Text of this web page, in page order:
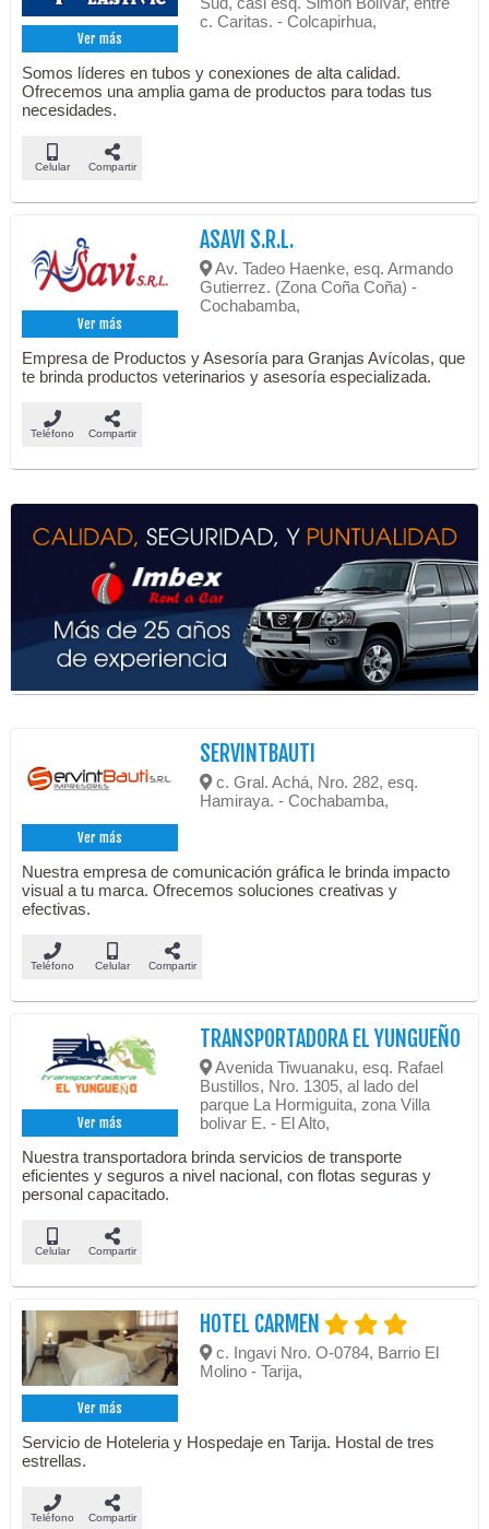
Ver más
c. Caritas. - Colcapirhua,
Somos líderes en tubos y conexiones de alta calidad.
Ofrecemos una amplia gama de productos para todas tus
necesidades.
Celular Compartir
Ver más
ASAVI S.R.L.
Av. Tadeo Haenke, esq. Armando
Gutierrez. (Zona Coña Coña) -
Cochabamba,
Empresa de Productos y Asesoría para Granjas Avícolas, que
te brinda productos veterinarios y asesoría especializada.
Teléfono Compartir
Ver más
SERVINTBAUTI
c. Gral. Achá, Nro. 282, esq.
Hamiraya. - Cochabamba,
Nuestra empresa de comunicación gráfica le brinda impacto
visual a tu marca. Ofrecemos soluciones creativas y
efectivas.
Teléfono Celular Compartir
Ver más
TRANSPORTADORA EL YUNGUEÑO
Avenida Tiwuanaku, esq. Rafael
Bustillos, Nro. 1305, al lado del
parque La Hormiguita, zona Villa
bolivar E. - El Alto,
Nuestra transportadora brinda servicios de transporte
eficientes y seguros a nivel nacional, con flotas seguras y
personal capacitado.
Celular Compartir
Ver más
HOTEL CARMEN
c. Ingavi Nro. O-0784, Barrio El
Molino - Tarija,
Servicio de Hoteleria y Hospedaje en Tarija. Hostal de tres
estrellas.
Teléfono Compartir